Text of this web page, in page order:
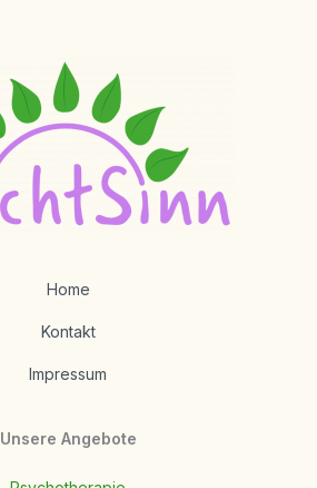
Home
Kontakt
Impressum
Unsere Angebote